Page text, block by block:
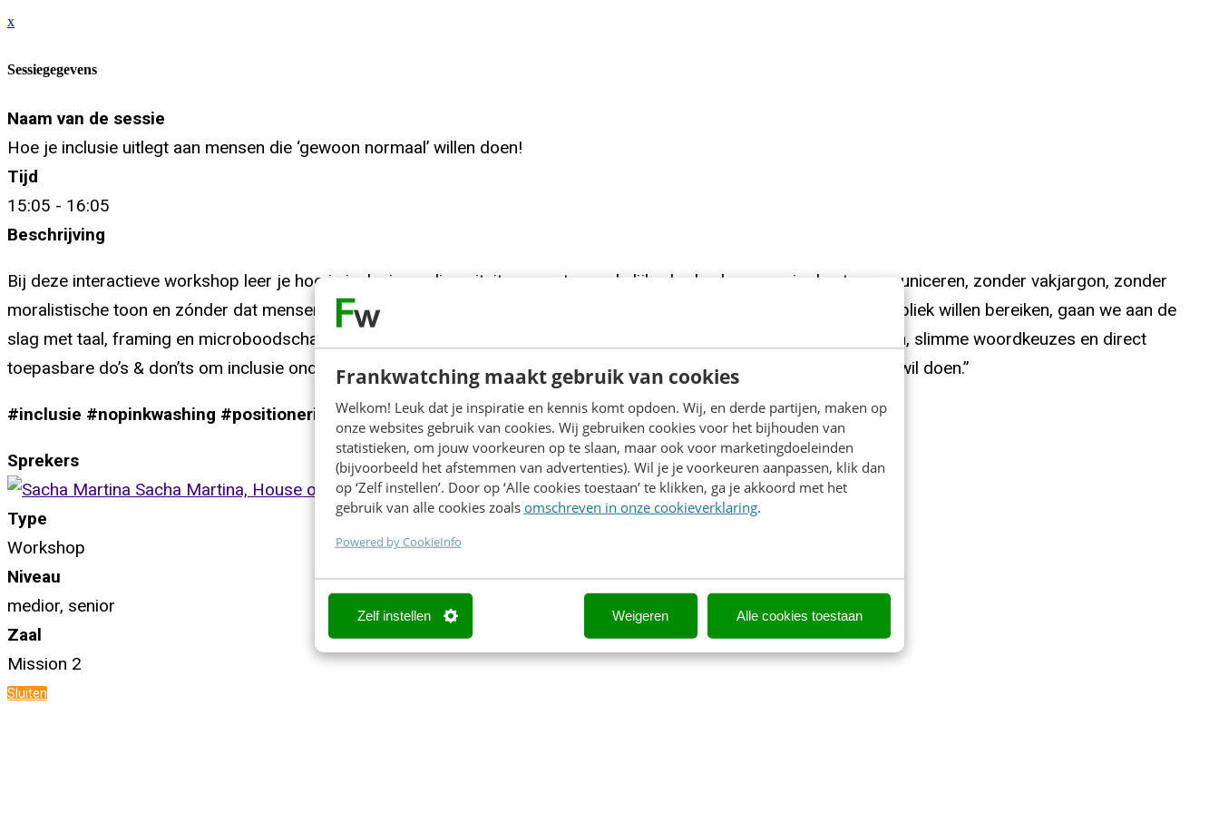
Frankwatching maakt gebruik van cookies
Welkom! Leuk dat je inspiratie en kennis komt opdoen. Wij, en derde partijen, maken op
onze websites gebruik van cookies. Wij gebruiken cookies voor het bijhouden van
statistieken, om jouw voorkeuren op te slaan, maar ook voor marketingdoeleinden
(bijvoorbeeld het afstemmen van advertenties). Wil je je voorkeuren aanpassen, klik dan
op ‘Zelf instellen’. Door op ‘Alle cookies toestaan’ te klikken, ga je akkoord met het
gebruik van alle cookies zoals omschreven in onze cookieverklaring.
Powered by CookieInfo
Zelf instellen Weigeren Alle cookies toestaan
x
Sessiegegevens
Naam van de sessie
Hoe je inclusie uitlegt aan mensen die ‘gewoon normaal’ willen doen!
Tijd
15:05 - 16:05
Beschrijving
Bij deze interactieve workshop leer je hoe je inclusie en diversiteit op een toegankelijke, herkenbare manier kunt communiceren, zonder vakjargon, zonder
moralistische toon en zónder dat mensen afhaken. Speciaal ontwikkeld voor communicatiemanagers die een breed publiek willen bereiken, gaan we aan de
slag met taal, framing en microboodschappen die uitnodigen in plaats van polariseren. Verwacht concrete voorbeelden, slimme woordkeuzes en direct
toepasbare do’s & don’ts om inclusie onderdeel te maken van je merkcommunicatie… zelfs voor wie “gewoon normaal wil doen.”
#inclusie #nopinkwashing #positionering #futureproof
Sprekers
Sacha Martina, House of Inclusion B.V.
Type
Workshop
Niveau
medior, senior
Zaal
Mission 2
Sluiten